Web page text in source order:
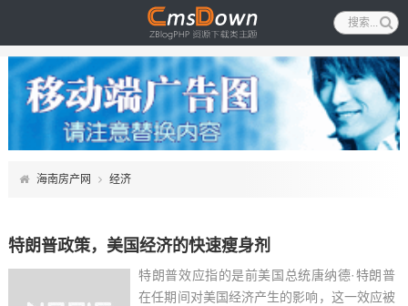
海南房产网 经济
特朗普政策，美国经济的快速瘦身剂
特朗普效应指的是前美国总统唐纳德·特朗普
在任期间对美国经济产生的影响，这一效应被